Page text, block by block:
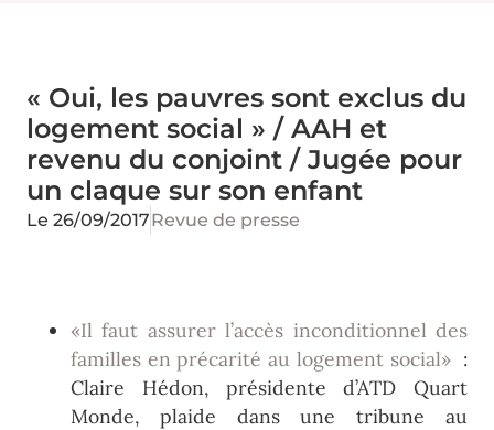
« Oui, les pauvres sont exclus du
logement social » / AAH et
revenu du conjoint / Jugée pour
un claque sur son enfant
Le 26/09/2017Revue de presse
«Il faut assurer l’accès inconditionnel des
familles en précarité au logement social»:
Claire Hédon, présidente d’ATD Quart
Monde, plaide dans une tribune au